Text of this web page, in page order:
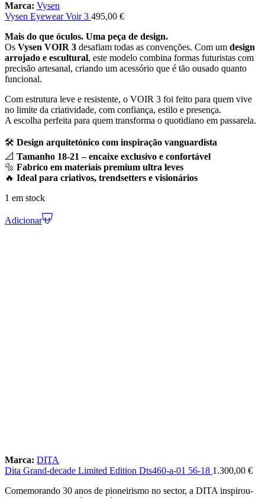
Marca: Vysen
Vysen Eyewear Voir 3 495,00 €
Mais do que óculos. Uma peça de design.
Os Vysen VOIR 3 desafiam todas as convenções. Com um design
arrojado e escultural, este modelo combina formas futuristas com
precisão artesanal, criando um acessório que é tão ousado quanto
funcional.
Com estrutura leve e resistente, o VOIR 3 foi feito para quem vive
no limite da criatividade, com confiança, estilo e presença.
A escolha perfeita para quem transforma o quotidiano em passarela.
🛠️ Design arquitetónico com inspiração vanguardista
📐 Tamanho 18-21 – encaixe exclusivo e confortável
🔩 Fabrico em materiais premium ultra leves
🔥 Ideal para criativos, trendsetters e visionários
1 em stock
Adicionar
Marca: DITA
Dita Grand-decade Limited Edition Dts460-a-01 56-18 1.300,00 €
Comemorando 30 anos de pioneirismo no sector, a DITA inspirou-